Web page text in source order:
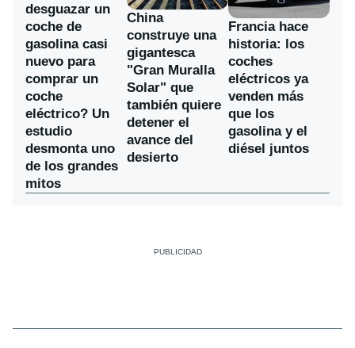
desguazar un
coche de
gasolina casi
nuevo para
comprar un
coche
eléctrico? Un
estudio
desmonta uno
de los grandes
mitos
China
construye una
gigantesca
"Gran Muralla
Solar" que
también quiere
detener el
avance del
desierto
Francia hace
historia: los
coches
eléctricos ya
venden más
que los
gasolina y el
diésel juntos